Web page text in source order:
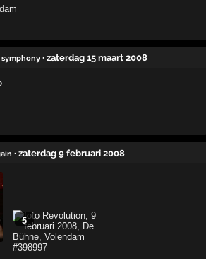
symphony · zaterdag 15 maart 2008
· zaterdag 9 februari 2008
5